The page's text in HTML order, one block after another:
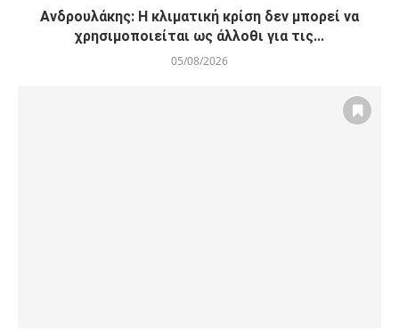
Ανδρουλάκης: Η κλιματική κρίση δεν μπορεί να
χρησιμοποιείται ως άλλοθι για τις...
05/08/2026